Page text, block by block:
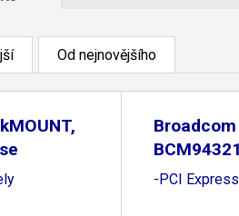
Od nejnovějšího
Broadcom
LAN Mini
-PCI